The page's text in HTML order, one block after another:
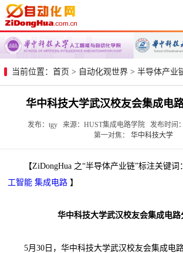
当前位置： 首页 > 自动化观世界 > 半导体产业
华中科技大学武汉校友会集成电路
发布：tgy 来源：HUST集成电路学院 发布时间：
第一对焦： 华中科技大学
【ZiDongHua 之“半导体产业链”标注关键词
工智能 集成电路 】
华中科技大学武汉校友会集成电路
5月30日，华中科技大学武汉校友会集成电